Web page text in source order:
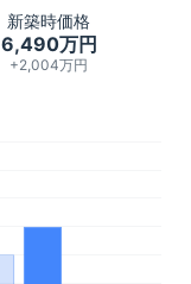
新築時価格
6,490万円
+2,004万円